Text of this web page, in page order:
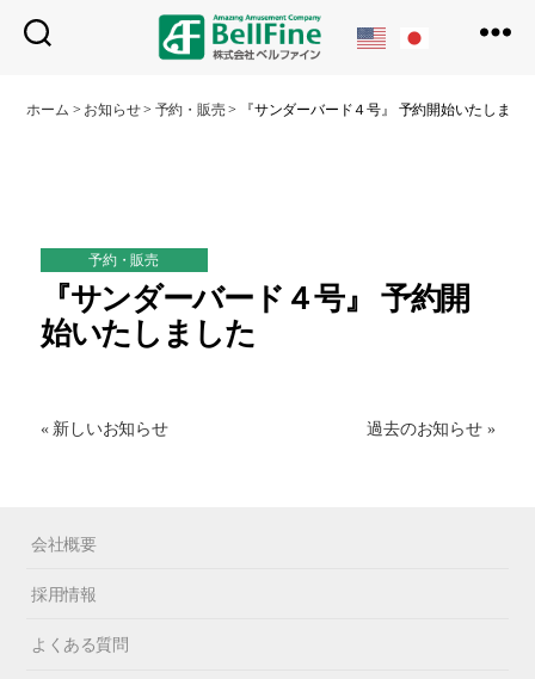
フ
ホーム > お知らせ> 予約・販売> 『サンダーバード４号』 予約開始いたしまし
予約・販売
『サンダーバード４号』 予約開
始いたしました
« 新しいお知らせ 過去のお知らせ »
会社概要
採用情報
よくある質問